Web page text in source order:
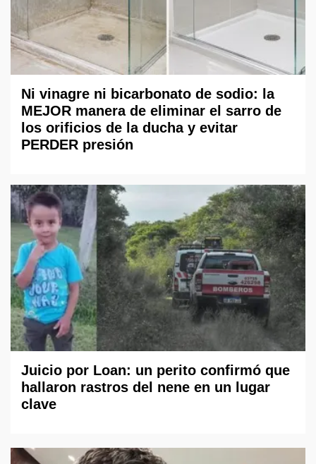
Ni vinagre ni bicarbonato de sodio: la
MEJOR manera de eliminar el sarro de
los orificios de la ducha y evitar
PERDER presión
Juicio por Loan: un perito confirmó que
hallaron rastros del nene en un lugar
clave